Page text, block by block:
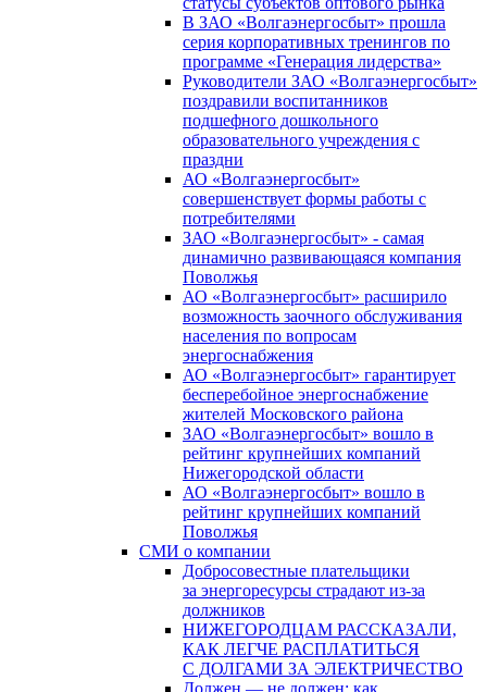
В ЗАО «Волгаэнергосбыт» прошла
серия корпоративных тренингов по
программе «Генерация лидерства»
Руководители ЗАО «Волгаэнергосбыт»
поздравили воспитанников
подшефного дошкольного
образовательного учреждения с
праздни
АО «Волгаэнергосбыт»
совершенствует формы работы с
потребителями
ЗАО «Волгаэнергосбыт» - самая
динамично развивающаяся компания
Поволжья
АО «Волгаэнергосбыт» расширило
возможность заочного обслуживания
населения по вопросам
энергоснабжения
АО «Волгаэнергосбыт» гарантирует
бесперебойное энергоснабжение
жителей Московского района
ЗАО «Волгаэнергосбыт» вошло в
рейтинг крупнейших компаний
Нижегородской области
АО «Волгаэнергосбыт» вошло в
рейтинг крупнейших компаний
Поволжья
СМИ о компании
Добросовестные плательщики
за энергоресурсы страдают из-за
должников
НИЖЕГОРОДЦАМ РАССКАЗАЛИ,
КАК ЛЕГЧЕ РАСПЛАТИТЬСЯ
С ДОЛГАМИ ЗА ЭЛЕКТРИЧЕСТВО